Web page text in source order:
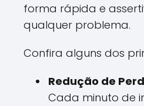
forma rápida e
qualquer problema.
Confira alguns dos
Redução de
Cada minuto de